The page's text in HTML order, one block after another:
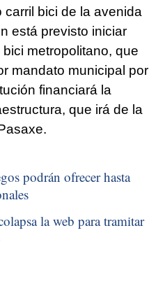
bici de la avenida
está previsto iniciar
metropolitano, que
mandato municipal por
financiará la
que irá de la
podrán ofrecer hasta
la web para tramitar